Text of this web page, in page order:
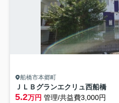
船橋市本郷町
ＪＬＢグランエクリュ西船橋
5.2万円 管理/共益費3,000円